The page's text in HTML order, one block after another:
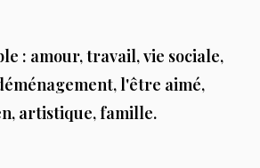
: amour, travail, vie sociale,
l'être aimé,
artistique, famille.